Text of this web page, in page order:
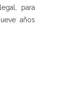
para
años